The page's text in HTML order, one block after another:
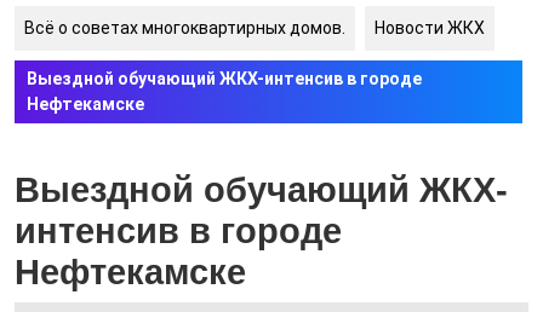
Всё о советах многоквартирных домов. Новости ЖКХ
Выездной обучающий ЖКХ-интенсив в городе
Нефтекамске
Выездной обучающий ЖКХ-
интенсив в городе
Нефтекамске